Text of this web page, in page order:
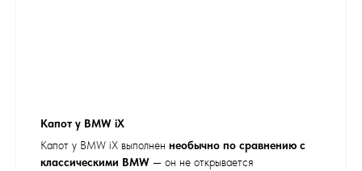
Капот у BMW iX
Капот у BMW iX выполнен необычно по сравнению с
классическими BMW — он не открывается